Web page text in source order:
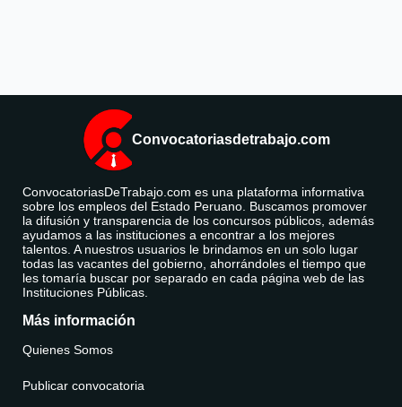
Convocatoriasdetrabajo.com
ConvocatoriasDeTrabajo.com es una plataforma informativa
sobre los empleos del Estado Peruano. Buscamos promover
la difusión y transparencia de los concursos públicos, además
ayudamos a las instituciones a encontrar a los mejores
talentos. A nuestros usuarios le brindamos en un solo lugar
todas las vacantes del gobierno, ahorrándoles el tiempo que
les tomaría buscar por separado en cada página web de las
Instituciones Públicas.
Más información
Quienes Somos
Publicar convocatoria